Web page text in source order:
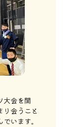
大会を開
会うこと
います。